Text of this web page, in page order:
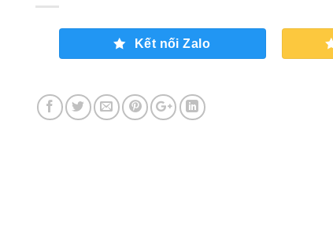
Kết nối Zalo